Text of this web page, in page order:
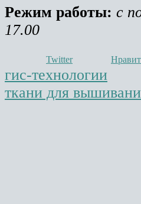
Режим работы: с
17.00
Twitter
гис-технологии
ткани для